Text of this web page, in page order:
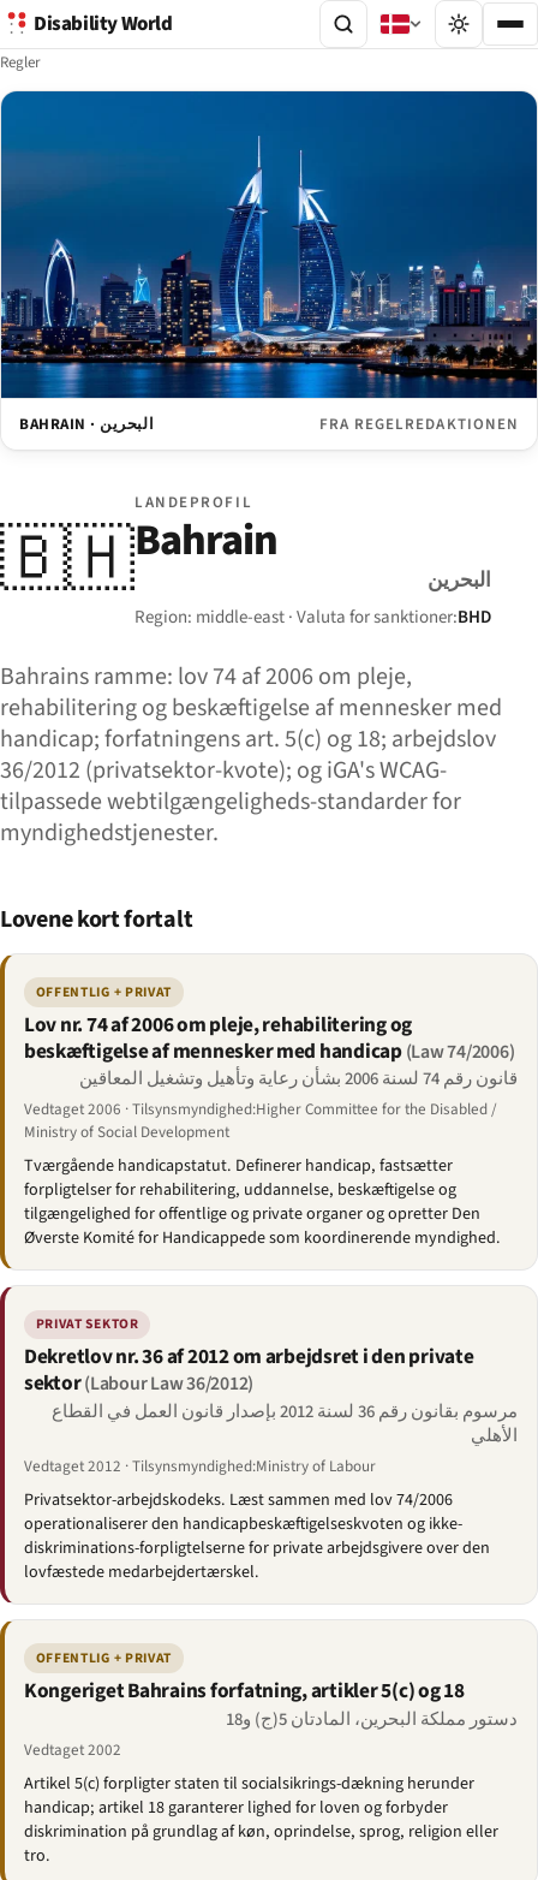
Disability World
Regler
BAHRAIN · البحرين FRA REGELREDAKTIONEN
🇧🇭
LANDEPROFIL
Bahrain
البحرين
Region: middle-east · Valuta for sanktioner:BHD
Bahrains ramme: lov 74 af 2006 om pleje,
rehabilitering og beskæftigelse af mennesker med
handicap; forfatningens art. 5(c) og 18; arbejdslov
36/2012 (privatsektor-kvote); og iGA's WCAG-
tilpassede webtilgængeligheds-standarder for
myndighedstjenester.
Lovene kort fortalt
OFFENTLIG + PRIVAT
Lov nr. 74 af 2006 om pleje, rehabilitering og
beskæftigelse af mennesker med handicap(Law 74/2006)
قانون رقم 74 لسنة 2006 بشأن رعاية وتأهيل وتشغيل المعاقين
Vedtaget 2006 · Tilsynsmyndighed:Higher Committee for the Disabled /
Ministry of Social Development
Tværgående handicapstatut. Definerer handicap, fastsætter
forpligtelser for rehabilitering, uddannelse, beskæftigelse og
tilgængelighed for offentlige og private organer og opretter Den
Øverste Komité for Handicappede som koordinerende myndighed.
PRIVAT SEKTOR
Dekretlov nr. 36 af 2012 om arbejdsret i den private
sektor(Labour Law 36/2012)
مرسوم بقانون رقم 36 لسنة 2012 بإصدار قانون العمل في القطاع
الأهلي
Vedtaget 2012 · Tilsynsmyndighed:Ministry of Labour
Privatsektor-arbejdskodeks. Læst sammen med lov 74/2006
operationaliserer den handicapbeskæftigelseskvoten og ikke-
diskriminations-forpligtelserne for private arbejdsgivere over den
lovfæstede medarbejdertærskel.
OFFENTLIG + PRIVAT
Kongeriget Bahrains forfatning, artikler 5(c) og 18
دستور مملكة البحرين، المادتان 5(ج) و18
Vedtaget 2002
Artikel 5(c) forpligter staten til socialsikrings-dækning herunder
handicap; artikel 18 garanterer lighed for loven og forbyder
diskrimination på grundlag af køn, oprindelse, sprog, religion eller
tro.